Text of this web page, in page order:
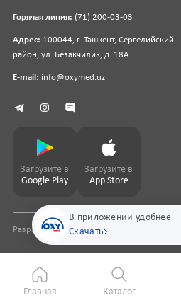
В приложении удобнее
Скачать
Горячая линия: (71) 200-03-03
Адрес: 100044, г. Ташкент, Сергелийский
район, ул. Безакчилик, д. 18А
E-mail: info@oxymed.uz
Загрузите в
Google Play
Загрузите в
App Store
Разработка сайтаpharmit.uz
Главная Каталог